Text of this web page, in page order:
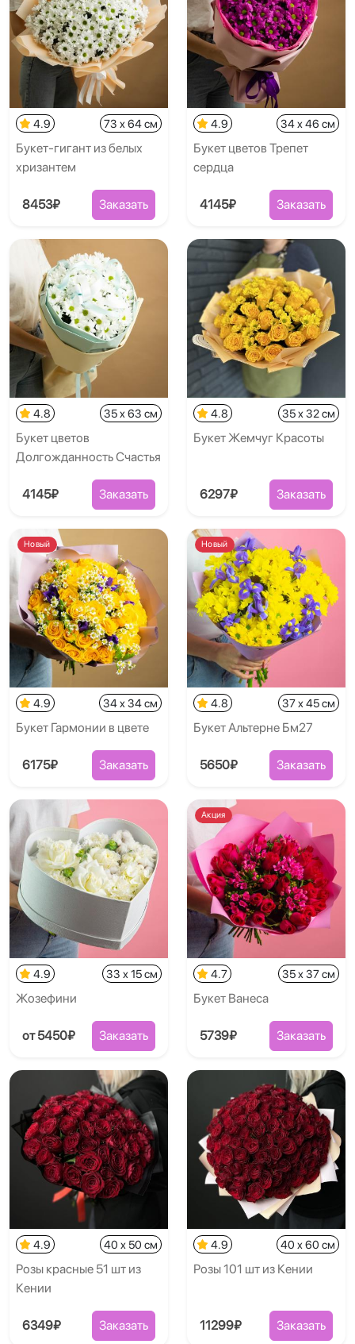
4.9 73 x 64 см
Букет-гигант из белых
хризантем
8453₽ Заказать
4.9 34 x 46 см
Букет цветов Трепет
сердца
4145₽ Заказать
4.8 35 x 63 см
Букет цветов
Долгожданность Счастья
4145₽ Заказать
4.8 35 x 32 см
Букет Жемчуг Красоты
6297₽ Заказать
Новый
4.9 34 x 34 см
Букет Гармонии в цвете
6175₽ Заказать
Новый
4.8 37 x 45 см
Букет Альтерне Бм27
5650₽ Заказать
4.9 33 x 15 см
Жозефини
от 5450₽ Заказать
Акция
4.7 35 x 37 см
Букет Ванеса
5739₽ Заказать
4.9 40 x 50 см
Розы красные 51 шт из
Кении
6349₽ Заказать
4.9 40 x 60 см
Розы 101 шт из Кении
11299₽ Заказать